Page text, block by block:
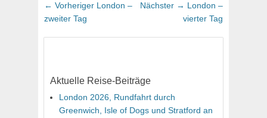
Beitragsnavigation
← Vorheriger Vorheriger
London –
zweiter Tag
Nächster → Nächster
Beitrag:
London –
vierter Tag
Aktuelle Reise-Beiträge
London 2026, Rundfahrt durch
Greenwich, Isle of Dogs und Stratford an